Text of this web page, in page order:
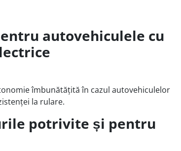
autovehiculele cu
îmbunătățită în cazul autovehiculelor
la rulare.
potrivite și pentru